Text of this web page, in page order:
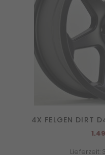
4X FELGEN DIRT
Lieferzeit: